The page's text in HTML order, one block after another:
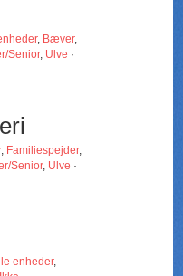
, Bæver,
Senior, Ulve ·
, Familiespejder,
Senior, Ulve ·
enheder,